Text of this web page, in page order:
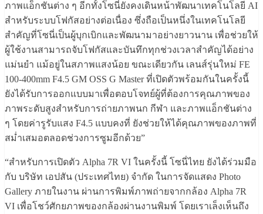
ภาพแอ็กชันต่าง ๆ อีกทั้งโซนี่ยังคงเดินหน้าพัฒนาเทคโนโลยี AI
สำหรับระบบโฟกัสอย่างต่อเนื่อง ซึ่งถือเป็นหนึ่งในเทคโนโลยี
สำคัญที่โซนี่เป็นผู้บุกเบิกและพัฒนามาอย่างยาวนาน เพื่อช่วยให้
ผู้ใช้งานสามารถจับโฟกัสและบันทึกทุกช่วงเวลาสำคัญได้อย่าง
แม่นยำ แม้อยู่ในสภาพแสงน้อย ขณะเดียวกัน เลนส์รุ่นใหม่ FE
100-400mm F4.5 GM OSS G Master ที่เปิดตัวพร้อมกันในครั้งนี้
ยังได้รับการออกแบบมาเพื่อตอบโจทย์ผู้ที่ต้องการคุณภาพของ
ภาพระดับสูงสำหรับการถ่ายภาพนก กีฬา และภาพแอ็กชันต่าง
ๆ โดยค่ารูรับแสง F4.5 แบบคงที่ ยังช่วยให้ได้คุณภาพของภาพที่
สม่ำเสมอตลอดช่วงการซูมอีกด้วย”
“สำหรับการเปิดตัว Alpha 7R VI ในครั้งนี้ โซนี่ไทย ยังได้ร่วมมือ
กับ บริษัท เอปสัน (ประเทศไทย) จำกัด ในการจัดแสดง Photo
Gallery ภายในงาน ผ่านการพิมพ์ภาพถ่ายจากกล้อง Alpha 7R
VI เพื่อโชว์ศักยภาพของกล้องผ่านงานพิมพ์ โดยเราเล็งเห็นถึง